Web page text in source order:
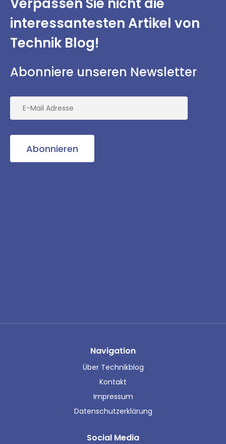
interessantestenArtikel von
Technik Blog!
Abonniere unseren Newsletter
Abonnieren
Navigation
Über Technikblog
Kontakt
Impressum
Datenschutzerklärung
Social Media